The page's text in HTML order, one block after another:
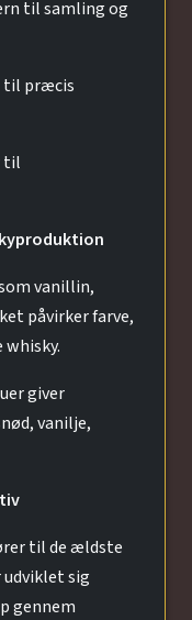
til samling og
til præcis
til
vanillin,
påvirker farve,
giver
vanilje,
til de ældste
sig
gennem